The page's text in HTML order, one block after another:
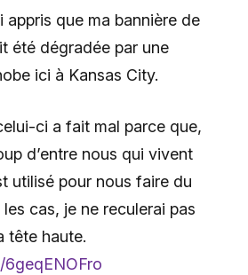
appris que ma bannière de
été dégradée par une
ici à Kansas City.
ci a fait mal parce que,
d’entre nous qui vivent
utilisé pour nous faire du
cas, je ne reculerai pas
tête haute.